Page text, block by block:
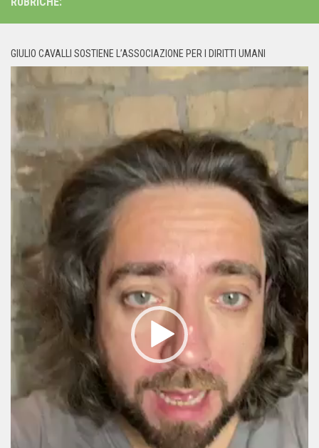
GIULIO CAVALLI SOSTIENE L’ASSOCIAZIONE PER I DIRITTI UMANI
Player